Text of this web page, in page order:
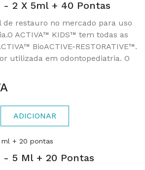
2 X 5ml + 40 Pontas
restauro no mercado para uso
ACTIVA™ KIDS™ tem todas as
BioACTIVE-RESTORATIVE™.
utilizada em odontopediatria. O
ADICIONAR
5 Ml + 20 Pontas